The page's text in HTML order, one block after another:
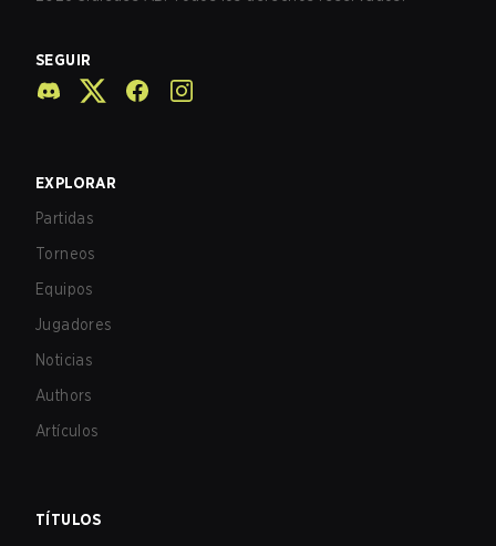
SEGUIR
EXPLORAR
Partidas
Torneos
Equipos
Jugadores
Noticias
Authors
Artículos
TÍTULOS